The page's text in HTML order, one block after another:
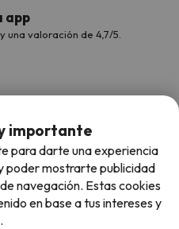
app
una valoración de 4,7/5.
importante
para darte una experiencia
poder mostrarte publicidad
navegación. Estas cookies
en base a tus intereses y